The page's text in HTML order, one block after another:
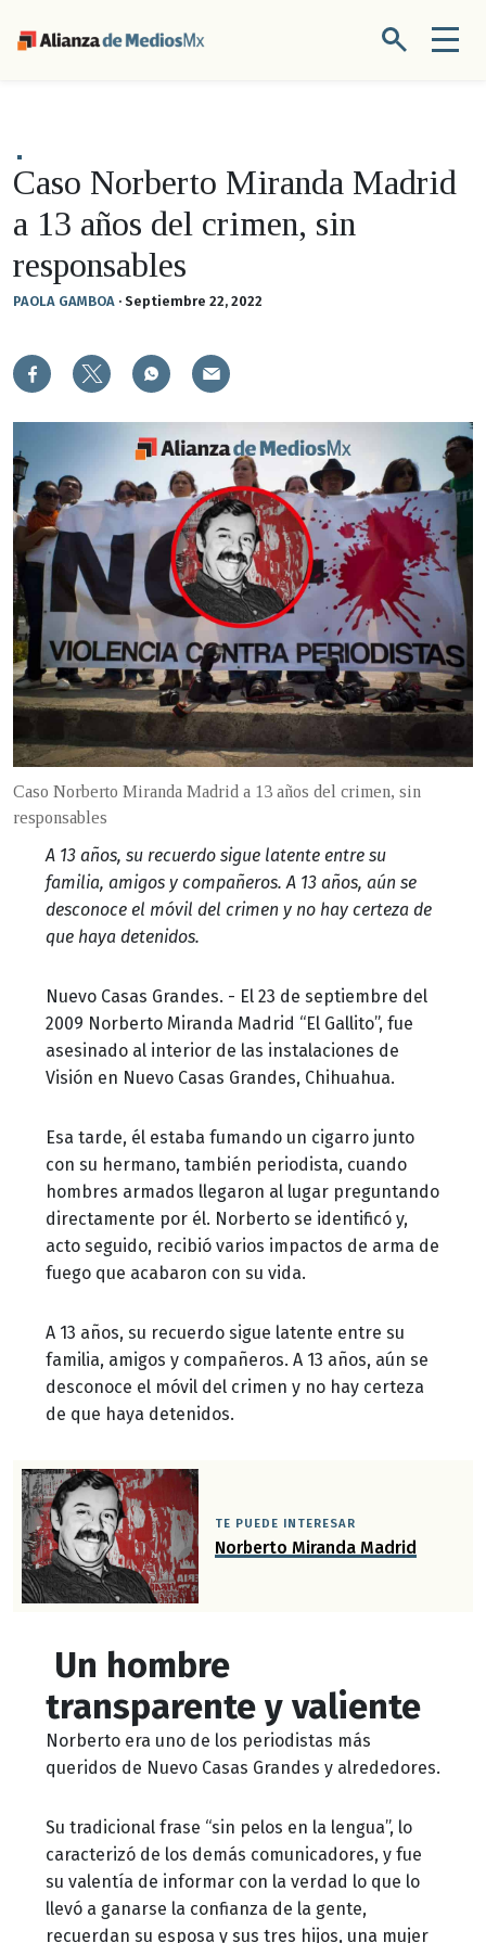
Caso Norberto Miranda Madrid
a 13 años del crimen, sin
responsables
PAOLA GAMBOA · Septiembre 22, 2022
Caso Norberto Miranda Madrid a 13 años del crimen, sin
responsables
A 13 años, su recuerdo sigue latente entre su
familia, amigos y compañeros. A 13 años, aún se
desconoce el móvil del crimen y no hay certeza de
que haya detenidos.
Nuevo Casas Grandes. - El 23 de septiembre del
2009 Norberto Miranda Madrid “El Gallito”, fue
asesinado al interior de las instalaciones de
Visión en Nuevo Casas Grandes, Chihuahua.
Esa tarde, él estaba fumando un cigarro junto
con su hermano, también periodista, cuando
hombres armados llegaron al lugar preguntando
directamente por él. Norberto se identificó y,
acto seguido, recibió varios impactos de arma de
fuego que acabaron con su vida.
A 13 años, su recuerdo sigue latente entre su
familia, amigos y compañeros. A 13 años, aún se
desconoce el móvil del crimen y no hay certeza
de que haya detenidos.
TE PUEDE INTERESAR
Norberto Miranda Madrid
Un hombre
transparente y valiente
Norberto era uno de los periodistas más
queridos de Nuevo Casas Grandes y alrededores.
Su tradicional frase “sin pelos en la lengua”, lo
caracterizó de los demás comunicadores, y fue
su valentía de informar con la verdad lo que lo
llevó a ganarse la confianza de la gente,
recuerdan su esposa y sus tres hijos, una mujer